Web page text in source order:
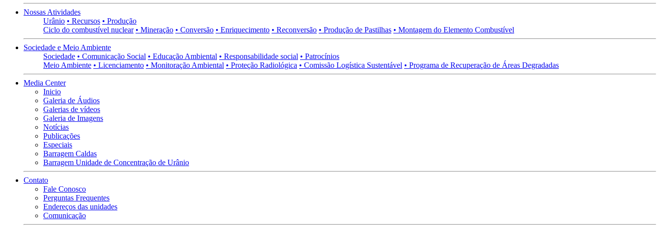
Nossas Atividades
Urânio • Recursos • Produção
Ciclo do combustível nuclear • Mineração • Conversão • Enriquecimento • Reconversão • Produção de Pastilhas • Montagem do Elemento Combustível
Sociedade e Meio Ambiente
Sociedade • Comunicação Social • Educação Ambiental • Responsabilidade social • Patrocínios
Meio Ambiente • Licenciamento • Monitoração Ambiental • Proteção Radiológica • Comissão Logística Sustentável • Programa de Recuperação de Áreas Degradadas
Media Center
Inicio
Galeria de Áudios
Galerias de vídeos
Galeria de Imagens
Notícias
Publicações
Especiais
Barragem Caldas
Barragem Unidade de Concentração de Urânio
Contato
Fale Conosco
Perguntas Frequentes
Endereços das unidades
Comunicação